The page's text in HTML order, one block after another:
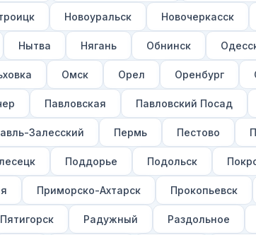
Новоуральск Новочеркасск
Нытва Нягань Обнинск
Омск Орел Оренбург
Павловская Павловский Посад
Залесский Пермь Пестово
Поддорье Подольск
Приморско-Ахтарск Прокопьевск
Пятигорск Радужный Раздольное